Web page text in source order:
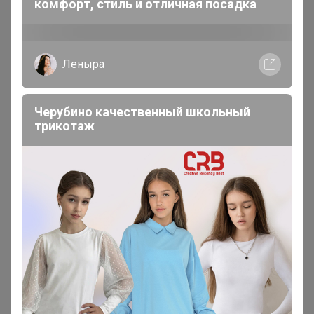
Tulend4ik
озеро есть у организатора Кити и Natali очень большой
выбор сыров и чудского и кремчиза кукинг.
Tulend4ik
Магистр
комфорт, стиль и отличная посадка
Леныра
Черубино качественный школьный
трикотаж